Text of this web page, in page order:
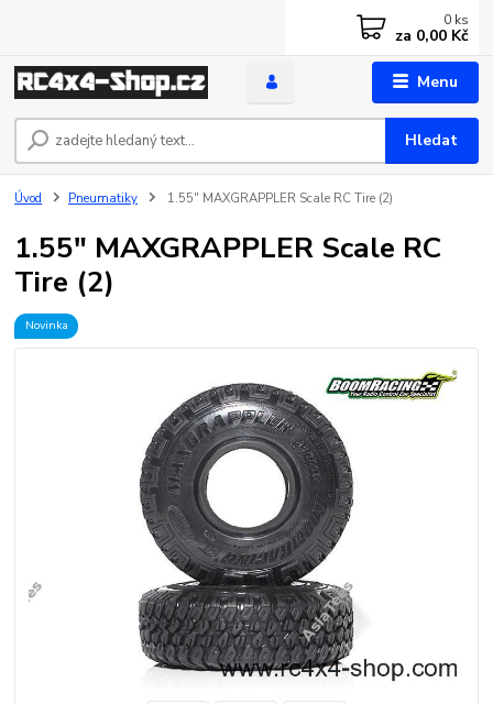
Menu
Hledat
0 ks
za 0,00 Kč
Úvod Pneumatiky 1.55" MAXGRAPPLER Scale RC Tire (2)
1.55" MAXGRAPPLER Scale RC
Tire (2)
Novinka